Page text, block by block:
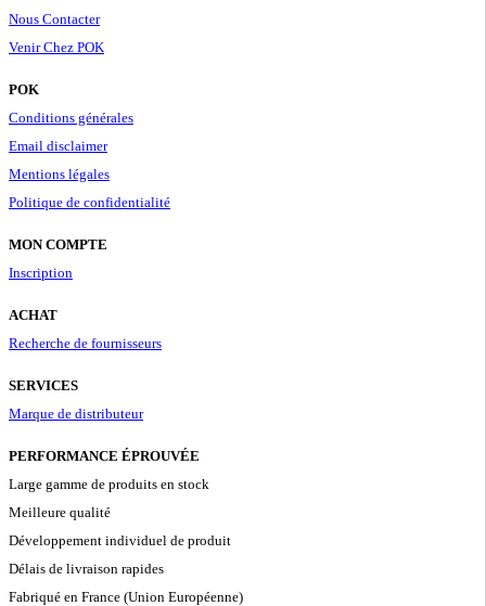
Nous Contacter
Venir Chez POK
POK
Conditions générales
Email disclaimer
Mentions légales
Politique de confidentialité
MON COMPTE
Inscription
ACHAT
Recherche de fournisseurs
SERVICES
Marque de distributeur
PERFORMANCE ÉPROUVÉE
Large gamme de produits en stock
Meilleure qualité
Développement individuel de produit
Délais de livraison rapides
Fabriqué en France (Union Européenne)